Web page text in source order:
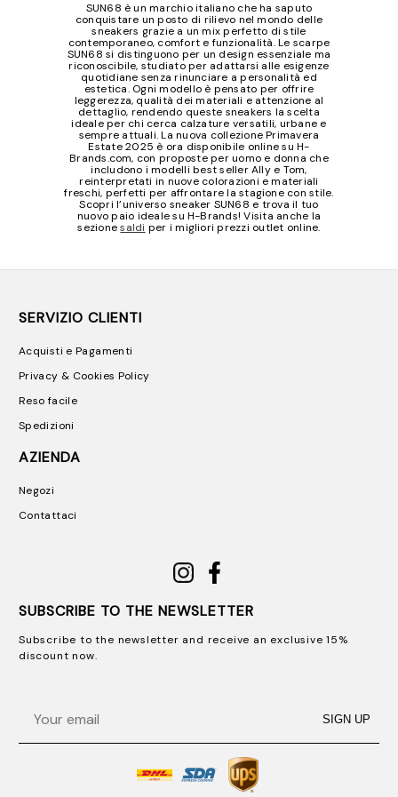
SUN68 è un marchio italiano che ha saputo
conquistare un posto di rilievo nel mondo delle
sneakers grazie a un mix perfetto di stile
contemporaneo, comfort e funzionalità. Le scarpe
SUN68 si distinguono per un design essenziale ma
riconoscibile, studiato per adattarsi alle esigenze
quotidiane senza rinunciare a personalità ed
estetica. Ogni modello è pensato per offrire
leggerezza, qualità dei materiali e attenzione al
dettaglio, rendendo queste sneakers la scelta
ideale per chi cerca calzature versatili, urbane e
sempre attuali. La nuova collezione Primavera
Estate 2025 è ora disponibile online su H-
Brands.com, con proposte per uomo e donna che
includono i modelli best seller Ally e Tom,
reinterpretati in nuove colorazioni e materiali
freschi, perfetti per affrontare la stagione con stile.
Scopri l’universo sneaker SUN68 e trova il tuo
nuovo paio ideale su H-Brands! Visita anche la
sezionesaldi per i migliori prezzi outlet online.
SERVIZIO CLIENTI
Acquisti e Pagamenti
Privacy & Cookies Policy
Reso facile
Spedizioni
AZIENDA
Negozi
Contattaci
SUBSCRIBE TO THE NEWSLETTER
Subscribe to the newsletter and receive an exclusive 15%
discount now.
SIGN UP